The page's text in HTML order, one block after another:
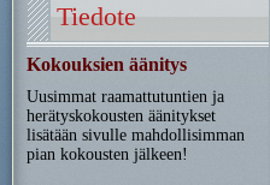
Tiedote
Kokouksien äänitys
Uusimmat raamattutuntien ja
herätyskokousten äänitykset
lisätään sivulle mahdollisimman
pian kokousten jälkeen!